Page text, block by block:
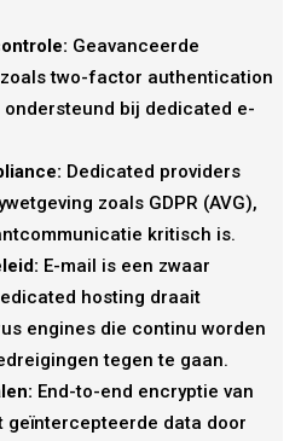
Geavanceerde
two-factor authentication
ondersteund bij dedicated e-
Dedicated providers
zoals GDPR (AVG),
kritisch is.
E-mail is een zwaar
hosting draait
engines die continu worden
tegen te gaan.
End-to-end encryptie van
data door